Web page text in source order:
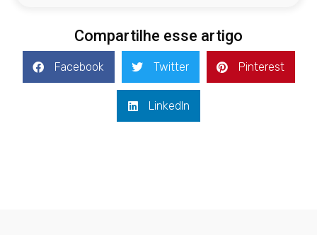
Compartilhe esse artigo
Facebook Twitter Pinterest
LinkedIn